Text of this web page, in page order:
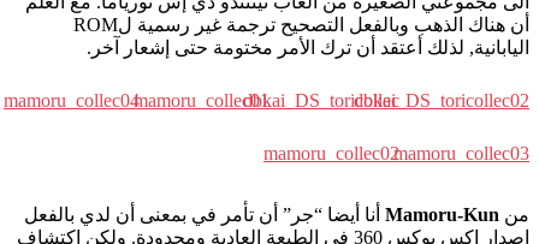
أن هناك الذهب وبالفعل التصحيح ترجمة غير رسمية لROM
اليابانية, لذلك أعتقد أن ترك الأمر مختومة حتى إشعار آخر.
dbkai_DS_toricollec02
dbkai_DS_toricollec
mamoru_collec01
mamoru_collec04
mamoru_collec03
mamoru_collec02
من Mamoru-Kun أنا أيضا “جر” أن تأمر في بمعنى أن لدي بالفعل
إصدار إكس بوكس 360 في
الطبعة العادية ومحدودة. ولكن اكتشاف